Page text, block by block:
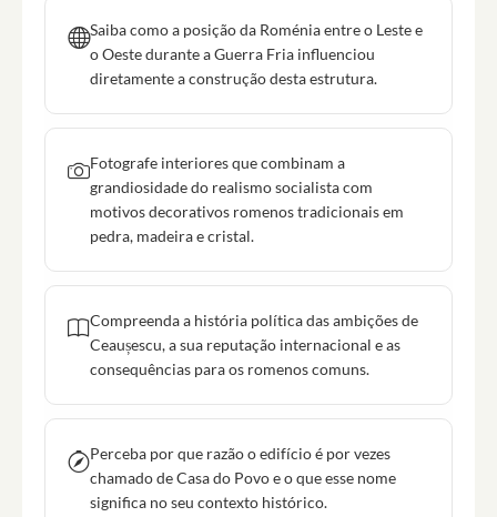
Saiba como a posição da Roménia entre o Leste e
o Oeste durante a Guerra Fria influenciou
diretamente a construção desta estrutura.
Fotografe interiores que combinam a
grandiosidade do realismo socialista com
motivos decorativos romenos tradicionais em
pedra, madeira e cristal.
Compreenda a história política das ambições de
Ceaușescu, a sua reputação internacional e as
consequências para os romenos comuns.
Perceba por que razão o edifício é por vezes
chamado de Casa do Povo e o que esse nome
significa no seu contexto histórico.